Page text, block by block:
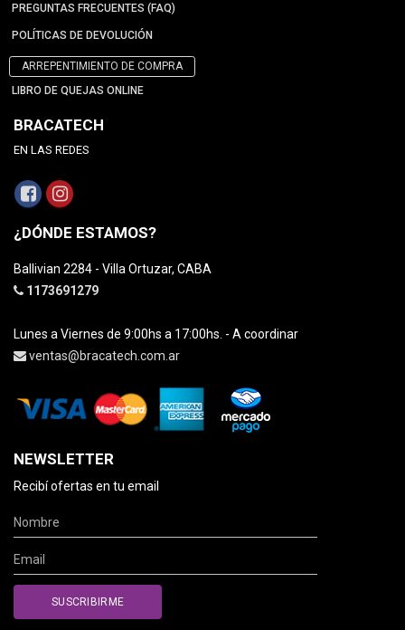
PREGUNTAS FRECUENTES (FAQ)
POLÍTICAS DE DEVOLUCIÓN
ARREPENTIMIENTO DE COMPRA
LIBRO DE QUEJAS ONLINE
BRACATECH
EN LAS REDES
¿DÓNDE ESTAMOS?
Ballivian 2284 - Villa Ortuzar, CABA
1173691279
Lunes a Viernes de 9:00hs a 17:00hs. - A coordinar
ventas@bracatech.com.ar
NEWSLETTER
Recibí ofertas en tu email